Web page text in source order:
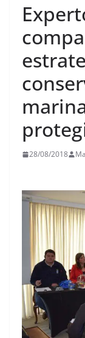
28/08/2018